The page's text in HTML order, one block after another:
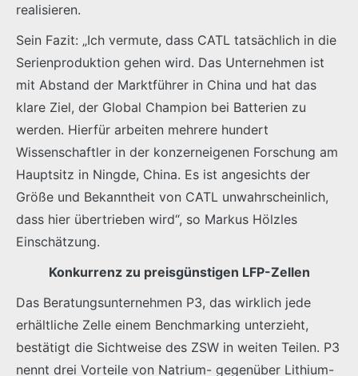
realisieren.
Sein Fazit: „Ich vermute, dass CATL tatsächlich in die
Serienproduktion gehen wird. Das Unternehmen ist
mit Abstand der Marktführer in China und hat das
klare Ziel, der Global Champion bei Batterien zu
werden. Hierfür arbeiten mehrere hundert
Wissenschaftler in der konzerneigenen Forschung am
Hauptsitz in Ningde, China. Es ist angesichts der
Größe und Bekanntheit von CATL unwahrscheinlich,
dass hier übertrieben wird“, so Markus Hölzles
Einschätzung.
Konkurrenz zu preisgünstigen LFP-Zellen
Das Beratungsunternehmen P3, das wirklich jede
erhältliche Zelle einem Benchmarking unterzieht,
bestätigt die Sichtweise des ZSW in weiten Teilen. P3
nennt drei Vorteile von Natrium- gegenüber Lithium-